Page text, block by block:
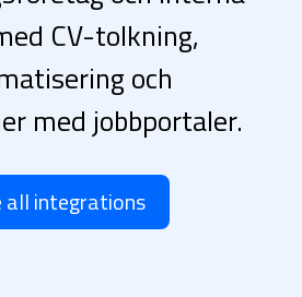
CV-tolkning,
och
med jobbportaler.
all integrations